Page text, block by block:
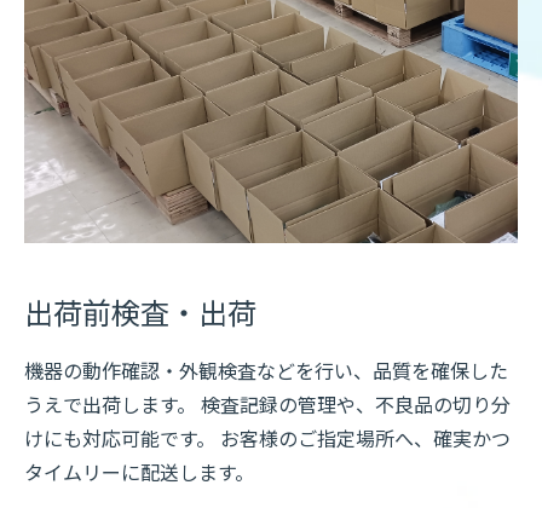
出荷前検査・出荷
機器の動作確認・外観検査などを行い、品質を確保した
うえで出荷します。 検査記録の管理や、不良品の切り分
けにも対応可能です。 お客様のご指定場所へ、確実かつ
タイムリーに配送します。